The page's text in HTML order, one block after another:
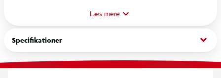
kapsel en chance for at eje et stykke FIFA World Cup™-
historie. Hver FIFA WORLD CUP™-spillerfigur leveres med en
miniaturefodbold, en samlermønt og 1 ekstra overraskelse.
Hvem vil du pakke ud for at skabe din startopstilling?
Læs mere
Specifikationer keyboard_arrow_down